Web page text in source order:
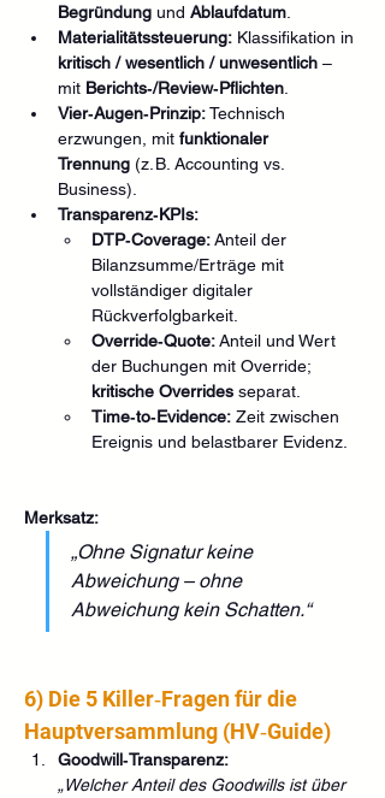
Begründung und Ablaufdatum
Materialitätssteuerung: Klassifikation in
kritisch / wesentlich / unwesentlich –
mit Berichts‑/Review‑Pflichten
Vier‑Augen‑Prinzip: Technisch
erzwungen, mit funktionaler
Trennung (z. B. Accounting vs.
Business).
Transparenz‑KPIs:
DTP‑Coverage: Anteil der
Bilanzsumme/Erträge mit
vollständiger digitaler
Rückverfolgbarkeit.
Override‑Quote: Anteil und Wert
der Buchungen mit Override;
kritische Overrides separat.
Time‑to‑Evidence: Zeit zwischen
Ereignis und belastbarer Evidenz.
Merksatz:
„Ohne Signatur keine
Abweichung – ohne
Abweichung kein Schatten.“
6) Die 5 Killer‑Fragen für die
Hauptversammlung (HV‑Guide)
Goodwill‑Transparenz:
„Welcher Anteil des Goodwills ist über